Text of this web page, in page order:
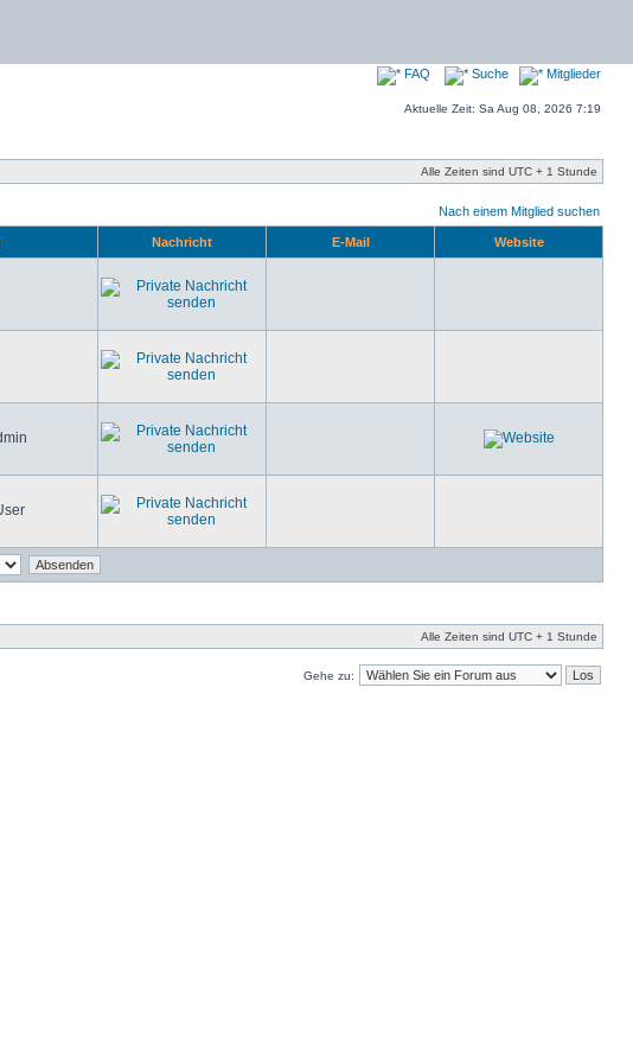
FAQ Suche Mitglieder
Aktuelle Zeit: Sa Aug 08, 2026 7:19
Alle Zeiten sind UTC + 1 Stunde
Nach einem Mitglied suchen
Nachricht E-Mail Website
Alle Zeiten sind UTC + 1 Stunde
Gehe zu: